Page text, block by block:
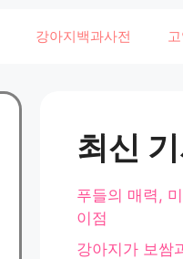
강아지백과사전
최신
푸들의 매력,
이점
강아지가 보쌈